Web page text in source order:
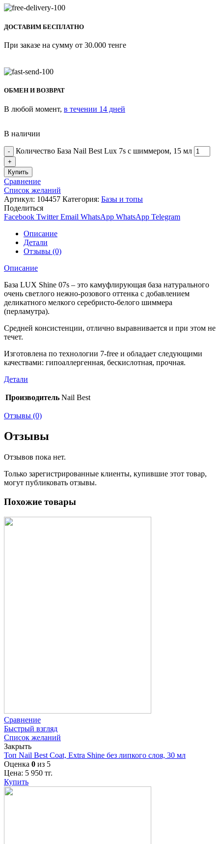
ДОСТАВИМ БЕСПЛАТНО
При заказе на сумму от 30.000 тенге
ОБМЕН И ВОЗВРАТ
В любой момент, в течении 14 дней
В наличии
Количество База Nail Best Lux 7s с шиммером, 15 мл
Купить
Сравнение
Список желаний
Артикул: 104457 Категория: Базы и топы
Поделиться
Facebook Twitter Email WhatsApp WhatsApp Telegram
Описание
Детали
Отзывы (0)
Описание
База LUX Shine 07s – это камуфлирующая база натурального
очень светлого нежно-розового оттенка с добавлением
деликатного мелкого серебристо-белого шиммера
(перламутра).
Средней консистенции, отлично выравнивается и при этом не
течет.
Изготовлена по технологии 7-free и обладает следующими
качествами: гипоаллергенная, бескислотная, прочная.
Детали
Производитель Nail Best
Отзывы (0)
Отзывы
Отзывов пока нет.
Только зарегистрированные клиенты, купившие этот товар,
могут публиковать отзывы.
Похожие товары
Сравнение
Быстрый взгляд
Список желаний
Закрыть
Топ Nail Best Coat, Extra Shine без липкого слоя, 30 мл
Оценка 0 из 5
Цена: 5 950 тг.
Купить